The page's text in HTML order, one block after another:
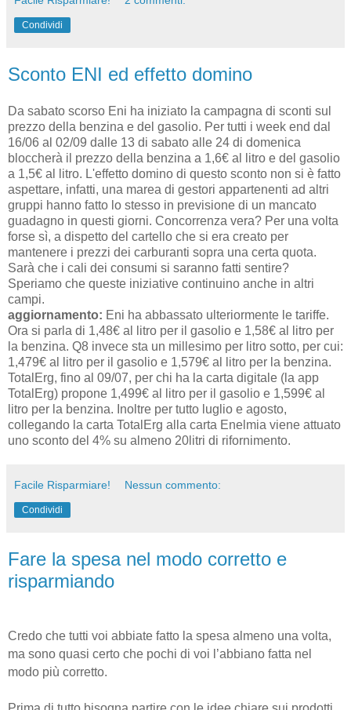
Condividi
Sconto ENI ed effetto domino
Da sabato scorso Eni ha iniziato la campagna di sconti sul
prezzo della benzina e del gasolio. Per tutti i week end dal
16/06 al 02/09 dalle 13 di sabato alle 24 di domenica
bloccherà il prezzo della benzina a 1,6€ al litro e del gasolio
a 1,5€ al litro. L'effetto domino di questo sconto non si è fatto
aspettare, infatti, una marea di gestori appartenenti ad altri
gruppi hanno fatto lo stesso in previsione di un mancato
guadagno in questi giorni. Concorrenza vera? Per una volta
forse sì, a dispetto del cartello che si era creato per
mantenere i prezzi dei carburanti sopra una certa quota.
Sarà che i cali dei consumi si saranno fatti sentire?
Speriamo che queste iniziative continuino anche in altri
campi.
aggiornamento: Eni ha abbassato ulteriormente le tariffe.
Ora si parla di 1,48€ al litro per il gasolio e 1,58€ al litro per
la benzina. Q8 invece sta un millesimo per litro sotto, per cui:
1,479€ al litro per il gasolio e 1,579€ al litro per la benzina.
TotalErg, fino al 09/07, per chi ha la carta digitale (la app
TotalErg) propone 1,499€ al litro per il gasolio e 1,599€ al
litro per la benzina. Inoltre per tutto luglio e agosto,
collegando la carta TotalErg alla carta Enelmia viene attuato
uno sconto del 4% su almeno 20litri di rifornimento.
Facile Risparmiare! Nessun commento:
Condividi
Fare la spesa nel modo corretto e
risparmiando
Credo che tutti voi abbiate fatto la spesa almeno una volta,
ma sono quasi certo che pochi di voi l’abbiano fatta nel
modo più corretto.